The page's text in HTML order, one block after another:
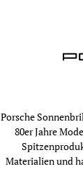
Porsche
80er Jahre
Materialien und